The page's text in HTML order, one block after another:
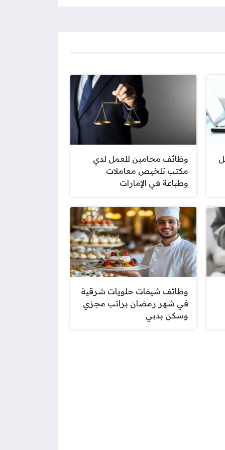
وظائف محامين للعمل لدي
مكتب تلخيص معاملات
وطباعة في الإمارات
وظائف شيفات حلويات شرقية
في شهر رمضان براتب مجزي
وسكن بدبي